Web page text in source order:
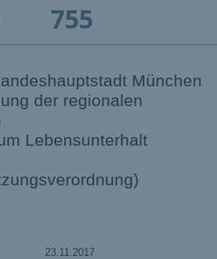
755